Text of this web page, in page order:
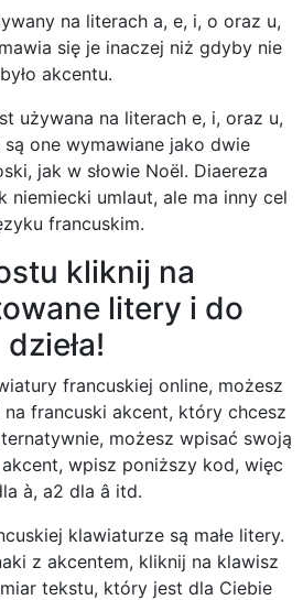
na literach a, e, i, o oraz u,
się je inaczej niż gdyby nie
było akcentu.
używana na literach e, i, oraz u,
one wymawiane jako dwie
jak w słowie Noël. Diaereza
niemiecki umlaut, ale ma inny cel
francuskim.
kliknij na
litery i do
dzieła!
francuskiej online, możesz
francuski akcent, który chcesz
możesz wpisać swoją
wpisz poniższy kod, więc
à, a2 dla â itd.
klawiaturze są małe litery.
z akcentem, kliknij na klawisz
tekstu, który jest dla Ciebie